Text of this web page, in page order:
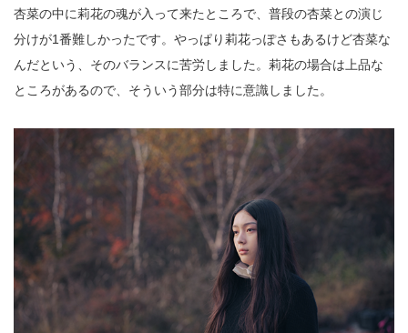
杏菜の中に莉花の魂が入って来たところで、普段の杏菜との演じ
分けが1番難しかったです。やっぱり莉花っぽさもあるけど杏菜な
んだという、そのバランスに苦労しました。莉花の場合は上品な
ところがあるので、そういう部分は特に意識しました。